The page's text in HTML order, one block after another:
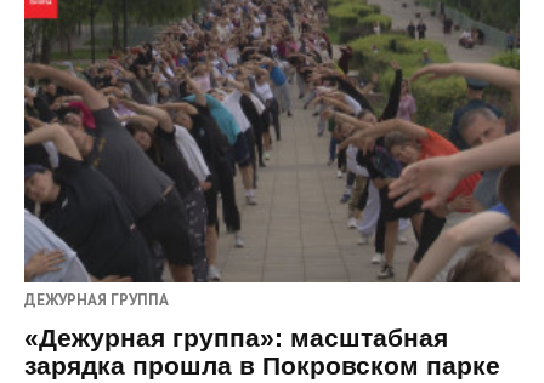
ДЕЖУРНАЯ ГРУППА
«Дежурная группа»: масштабная
зарядка прошла в Покровском парке